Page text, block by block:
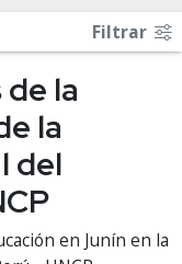
Filtrar
la
la
del
en Junín en la